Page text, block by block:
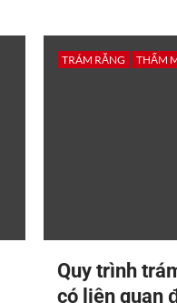
TRÁM RĂNG THẨM
Quy trình
có liên quan